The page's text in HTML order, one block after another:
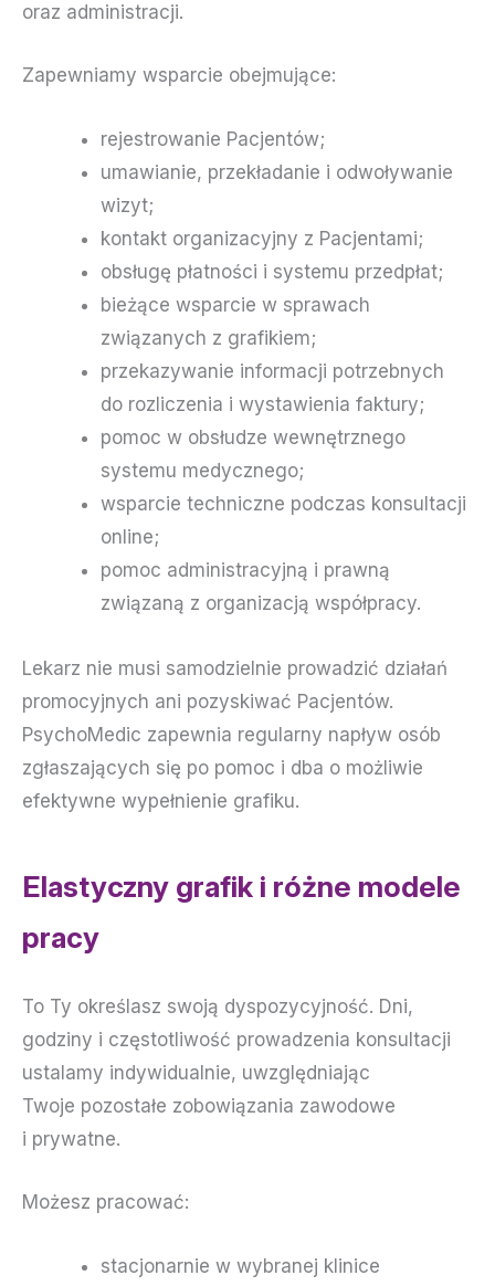
oraz administracji.
Zapewniamy wsparcie obejmujące:
rejestrowanie Pacjentów;
umawianie, przekładanie i odwoływanie
wizyt;
kontakt organizacyjny z Pacjentami;
obsługę płatności i systemu przedpłat;
bieżące wsparcie w sprawach
związanych z grafikiem;
przekazywanie informacji potrzebnych
do rozliczenia i wystawienia faktury;
pomoc w obsłudze wewnętrznego
systemu medycznego;
wsparcie techniczne podczas konsultacji
online;
pomoc administracyjną i prawną
związaną z organizacją współpracy.
Lekarz nie musi samodzielnie prowadzić działań
promocyjnych ani pozyskiwać Pacjentów.
PsychoMedic zapewnia regularny napływ osób
zgłaszających się po pomoc i dba o możliwie
efektywne wypełnienie grafiku.
Elastyczny grafik i różne modele
pracy
To Ty określasz swoją dyspozycyjność. Dni,
godziny i częstotliwość prowadzenia konsultacji
ustalamy indywidualnie, uwzględniając
Twoje pozostałe zobowiązania zawodowe
i prywatne.
Możesz pracować:
stacjonarnie w wybranej klinice